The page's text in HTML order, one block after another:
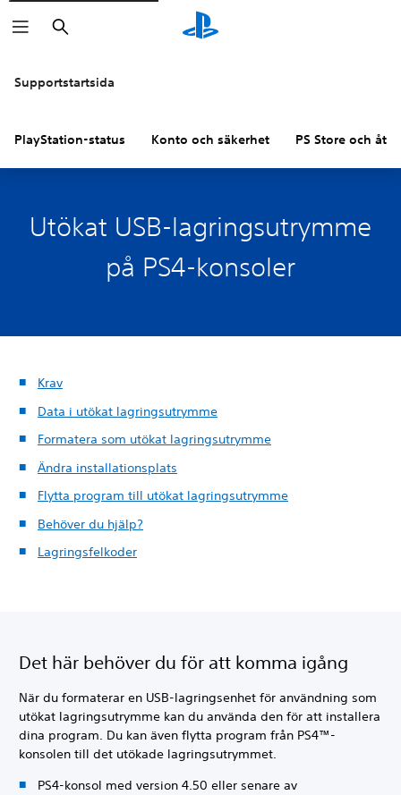
Sök
Supportstartsida
PlayStation-status Konto och säkerhet PS Store och
Utökat USB-lagringsutrymme
på PS4-konsoler
Krav
Data i utökat lagringsutrymme
Formatera som utökat lagringsutrymme
Ändra installationsplats
Flytta program till utökat lagringsutrymme
Behöver du hjälp?
Lagringsfelkoder
Det här behöver du för att komma igång
När du formaterar en USB-lagringsenhet för användning som
utökat lagringsutrymme kan du använda den för att installera
dina program. Du kan även flytta program från PS4™-
konsolen till det utökade lagringsutrymmet.
PS4-konsol med version 4.50 eller senare av